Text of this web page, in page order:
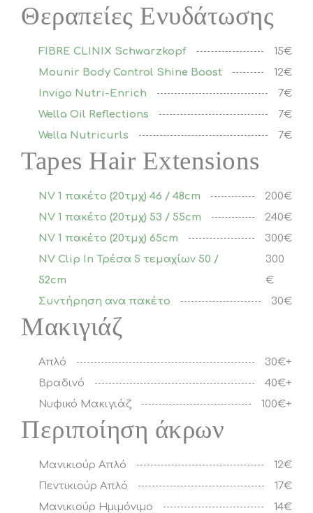
Θεραπείες Ενυδάτωσης
FIBRE CLINIX Schwarzkopf
15€
Μounir Body Control Shine Boost
12€
Invigo Nutri-Enrich
7€
Wella Oil Reflections
7€
Wella Nutricurls
7€
Tapes Hair Extensions
NV 1 πακέτο (20τμχ) 46 / 48cm
200€
NV 1 πακέτο (20τμχ) 53 / 55cm
240€
NV 1 πακέτο (20τμχ) 65cm
300€
NV Clip In Τρέσα 5 τεμαχίων 50 /
52cm
300
€
Συντήρηση ανα πακέτο
30€
Μακιγιάζ
Απλό
30€+
Βραδινό
40€+
Νυφικό Μακιγιάζ
100€+
Περιποίηση άκρων
Μανικιούρ Απλό
12€
Πεντικιούρ Απλό
17€
Μανικιούρ Ημιμόνιμο
14€